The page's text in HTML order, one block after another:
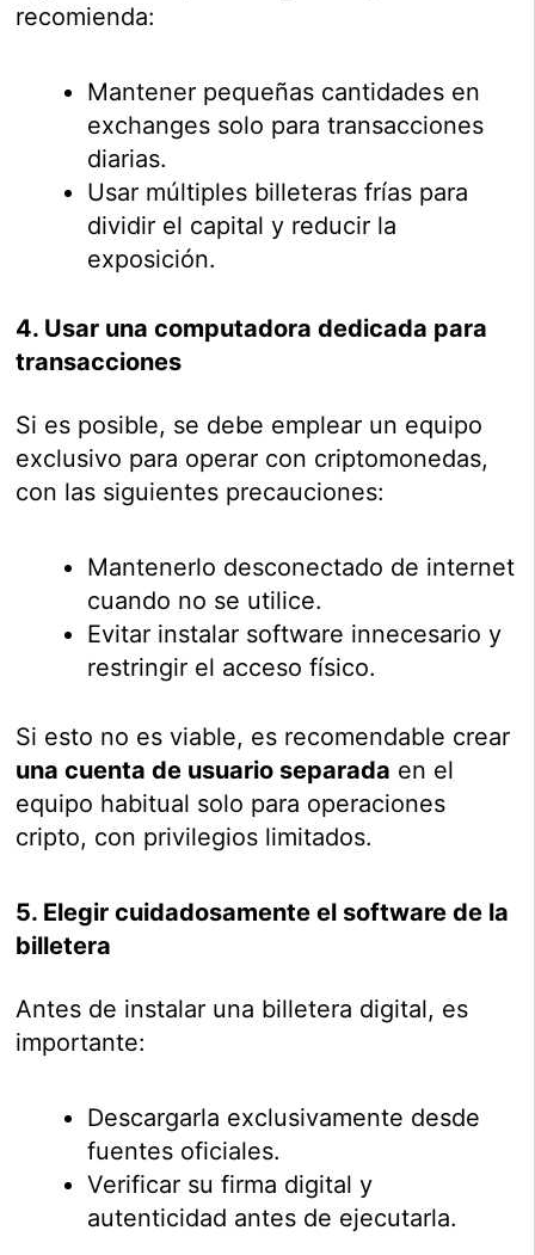
recomienda:
Mantener pequeñas cantidades en
exchanges solo para transacciones
diarias.
Usar múltiples billeteras frías para
dividir el capital y reducir la
exposición.
4. Usar una computadora dedicada para
transacciones
Si es posible, se debe emplear un equipo
exclusivo para operar con criptomonedas,
con las siguientes precauciones:
Mantenerlo desconectado de internet
cuando no se utilice.
Evitar instalar software innecesario y
restringir el acceso físico.
Si esto no es viable, es recomendable crear
una cuenta de usuario separada en el
equipo habitual solo para operaciones
cripto, con privilegios limitados.
5. Elegir cuidadosamente el software de la
billetera
Antes de instalar una billetera digital, es
importante:
Descargarla exclusivamente desde
fuentes oficiales.
Verificar su firma digital y
autenticidad antes de ejecutarla.